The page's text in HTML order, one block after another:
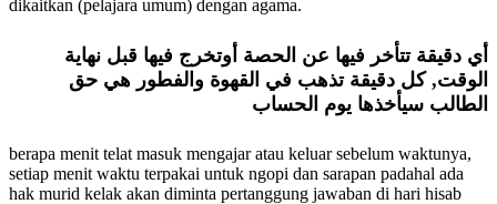
dikaitkan (pelajara umum) dengan agama.
أي دقيقة تتأخر فيها عن الحصة أوتخرج فيها قبل نهاية
الوقت, كل دقيقة تذهب في القهوة والفطور هي حق
الطالب سيأخذها يوم الحساب
berapa menit telat masuk mengajar atau keluar sebelum waktunya,
setiap menit waktu terpakai untuk ngopi dan sarapan padahal ada
hak murid kelak akan diminta pertanggung jawaban di hari hisab